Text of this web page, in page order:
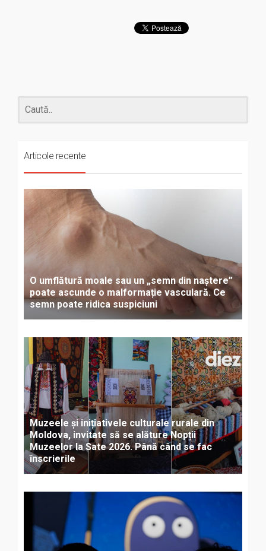
Articole recente
O umflătură moale sau un „semn din naștere”
poate ascunde o malformație vasculară. Ce
semn poate ridica suspiciuni
Muzeele și inițiativele culturale rurale din
Moldova, invitate să se alăture Nopții
Muzeelor la Sate 2026. Până când se fac
înscrierile